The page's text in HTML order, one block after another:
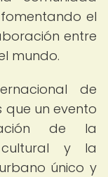
el
entre
mundo.
de
que un evento
de la
cultural y la
único y